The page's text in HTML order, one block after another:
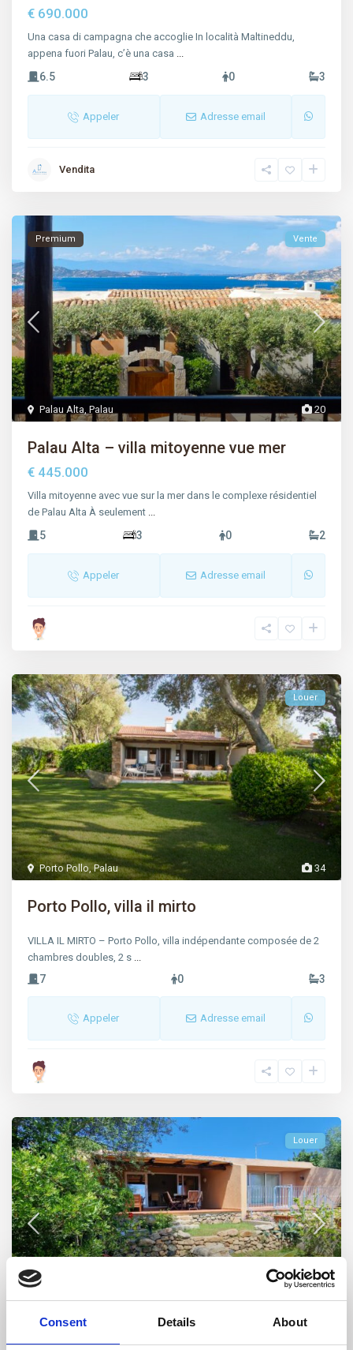
Consent Details About
€ 690.000
Una casa di campagna che accoglie In località Maltineddu,
appena fuori Palau, c’è una casa ...
6.5 3 0 3
Appeler Adresse email
Vendita
20
Palau Alta,Palau
Premium Vente
Palau Alta – villa mitoyenne vue mer
€ 445.000
Villa mitoyenne avec vue sur la mer dans le complexe résidentiel
de Palau Alta À seulement ...
5 3 0 2
Appeler Adresse email
34
Porto Pollo,Palau
Louer
Porto Pollo, villa il mirto
VILLA IL MIRTO – Porto Pollo, villa indépendante composée de 2
chambres doubles, 2 s ...
7 0 3
Appeler Adresse email
Louer